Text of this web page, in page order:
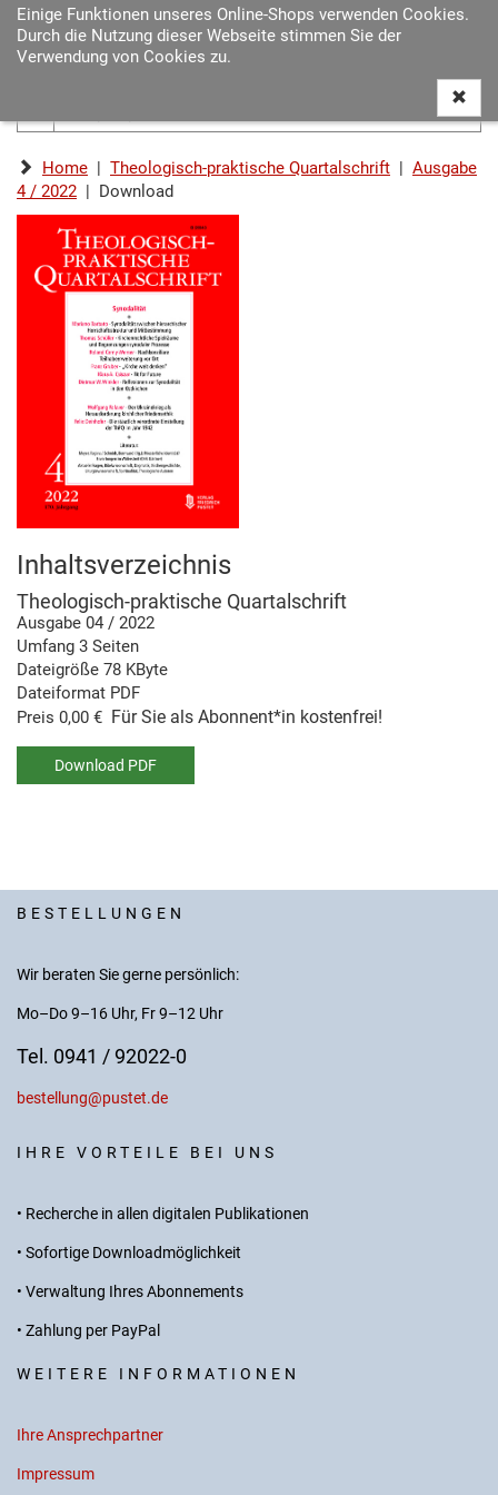
Einige Funktionen unseres Online-Shops verwenden Cookies.
Durch die Nutzung dieser Webseite stimmen Sie der
Verwendung von Cookies zu.
Home | Theologisch-praktische Quartalschrift | Ausgabe
4 / 2022 | Download
Inhaltsverzeichnis
Theologisch-praktische Quartalschrift
Ausgabe 04 / 2022
Umfang 3 Seiten
Dateigröße 78 KByte
Dateiformat PDF
Preis 0,00 € Für Sie als Abonnent*in kostenfrei!
Download PDF
BESTELLUNGEN
Wir beraten Sie gerne persönlich:
Mo–Do 9–16 Uhr, Fr 9–12 Uhr
Tel. 0941 / 92022-0
bestellung@pustet.de
IHRE VORTEILE BEI UNS
• Recherche in allen digitalen Publikationen
• Sofortige Downloadmöglichkeit
• Verwaltung Ihres Abonnements
• Zahlung per PayPal
WEITERE INFORMATIONEN
Ihre Ansprechpartner
Impressum